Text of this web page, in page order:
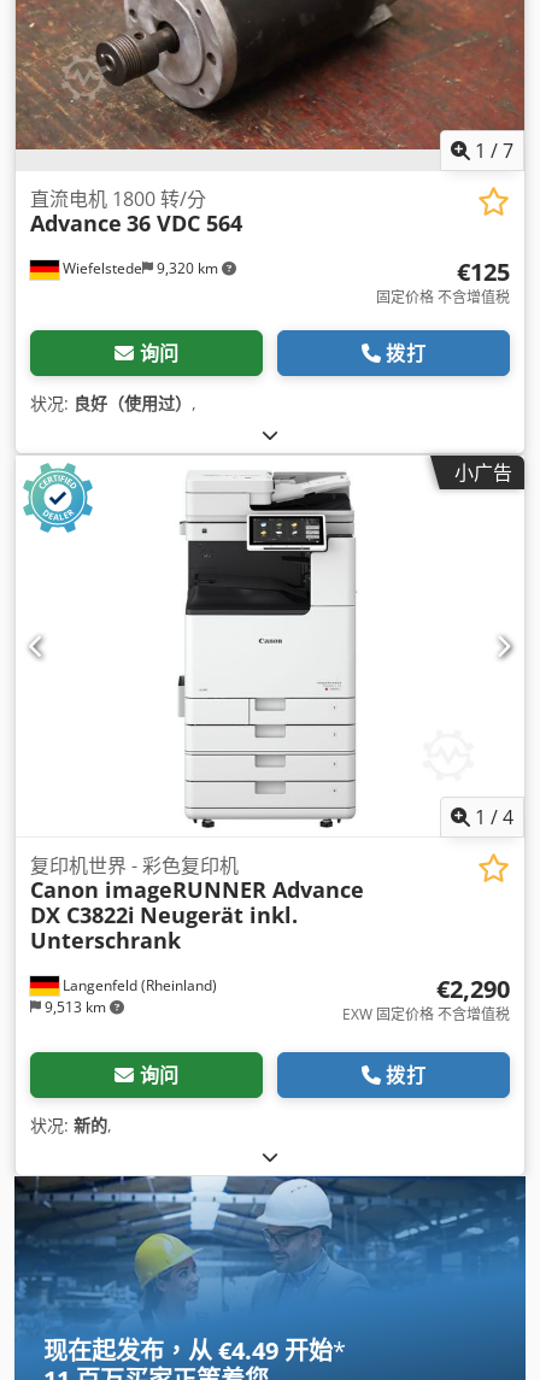
1 /7
Wiefelstede 9,320 km
直流电机 1800 转/分
Advance 36 VDC 564
€125
固定价格 不含增值税
询问 拨打
状况: 良好（使用过） ,
小广告
1 /4
Langenfeld (Rheinland)
9,513 km
复印机世界 - 彩色复印机
Canon imageRUNNER Advance
DX C3822i Neugerät inkl.
Unterschrank
€2,290
EXW 固定价格 不含增值税
询问 拨打
状况: 新的,
现在起发布，从 €4.49 开始*